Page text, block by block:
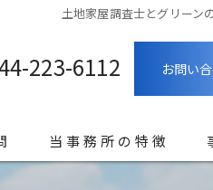
土地家屋調査士とグリーン
223-6112 お問い
当事務所の特徴